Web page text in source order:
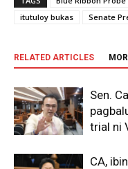
itutuloy bukas
Senate
RELATED ARTICLES
Sen.
trial ni
CA,